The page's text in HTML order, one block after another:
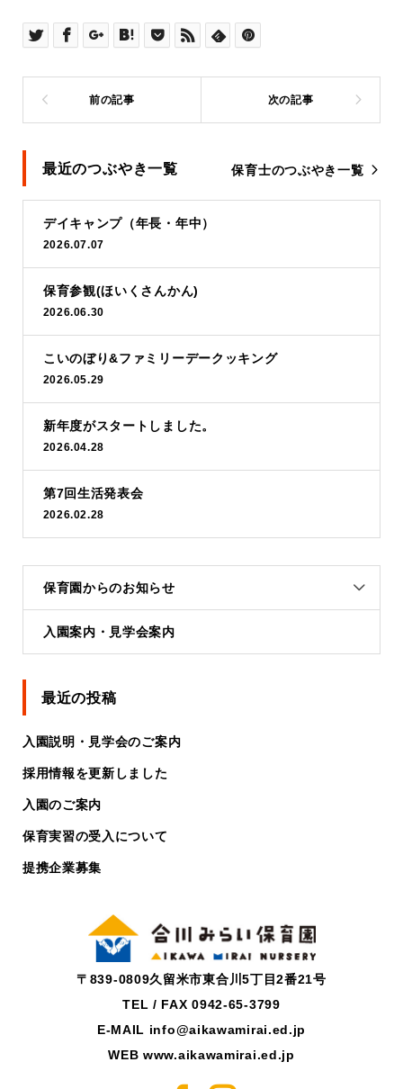
最近のつぶやき一覧 保育士のつぶやき一覧
デイキャンプ（年長・年中）
2026.07.07
保育参観(ほいくさんかん)
2026.06.30
こいのぼり&ファミリーデークッキング
2026.05.29
新年度がスタートしました。
2026.04.28
第7回生活発表会
2026.02.28
保育園からのお知らせ
入園案内・見学会案内
最近の投稿
入園説明・見学会のご案内
採用情報を更新しました
入園のご案内
保育実習の受入について
提携企業募集
〒839-0809久留米市東合川5丁目2番21号
TEL / FAX 0942-65-3799
E-MAIL info@aikawamirai.ed.jp
WEB www.aikawamirai.ed.jp